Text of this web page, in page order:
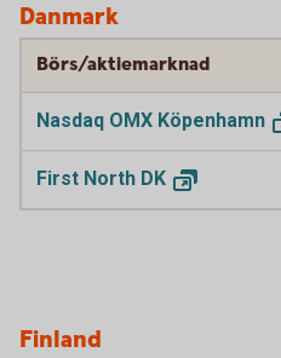
Danmark
Börs/aktiemarknad
Nasdaq OMX Köpenhamn
First North DK
Finland